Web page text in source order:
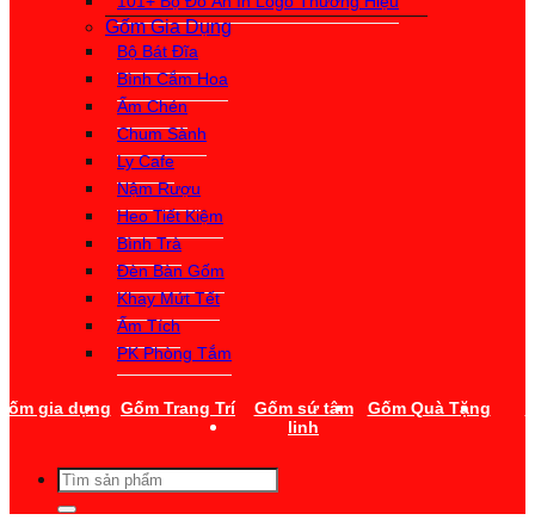
Gốm Gia Dụng
Bộ Bát Đĩa
Bình Cắm Hoa
Ấm Chén
Chum Sành
Ly Cafe
Nậm Rượu
Heo Tiết Kiệm
Bình Trà
Đèn Bàn Gốm
Khay Mứt Tết
Ấm Tích
PK Phòng Tắm
gia dụng Gốm Trang Trí
Gốm sứ tâm
linh
Gốm Quà Tặng
Tìm
kiếm: